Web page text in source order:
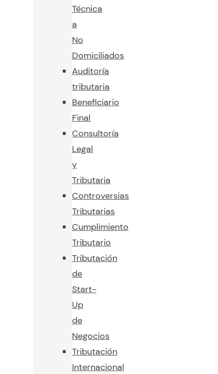
Técnica
a
No
Domiciliados
Auditoría
tributaria
Beneficiario
Final
Consultoría
Legal
y
Tributaria
Controversias
Tributarias
Cumplimiento
Tributario
Tributación
de
Start-
Up
de
Negocios
Tributación
Internacional